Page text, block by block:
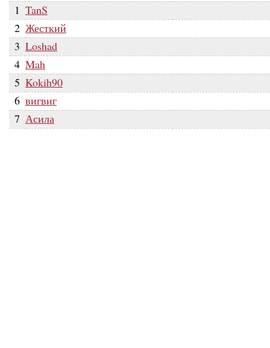
1 TanS
2 Жесткий
3 Loshad
4 Mah
5 Kokih90
6 вигвиг
7 Асила